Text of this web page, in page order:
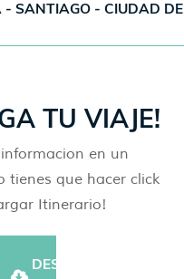
SANTIAGO - CIUDAD DE
TU VIAJE!
en un
tienes que hacer click
Itinerario!
DESCARGAR